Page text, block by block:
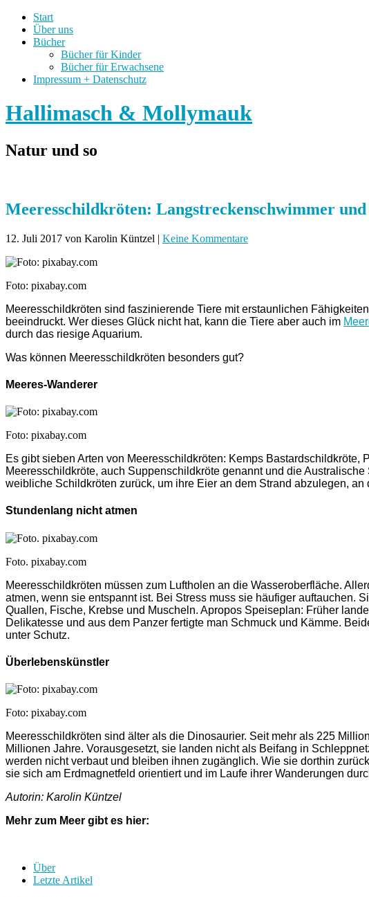
Start
Über uns
Bücher
Bücher für Kinder
Bücher für Erwachsene
Impressum + Datenschutz
Hallimasch & Mollymauk
Natur und so
Meeresschildkröten: Langstreckenschwimmer
12. Juli 2017 von Karolin Küntzel | Keine Kommentare
Foto: pixabay.com
Meeresschildkröten sind faszinierende Tiere mit erstaunlichen
beeindruckt. Wer dieses Glück nicht hat, kann die Tiere aber auch im
durch das riesige Aquarium.
Was können Meeresschildkröten besonders gut?
Meeres-Wanderer
Foto: pixabay.com
Es gibt sieben Arten von Meeresschildkröten: Kemps
Meeresschildkröte, auch Suppenschildkröte genannt und die
weibliche Schildkröten zurück, um ihre Eier an dem Strand abzulegen,
Stundenlang nicht atmen
Foto. pixabay.com
Meeresschildkröten müssen zum Luftholen an die Wasseroberfläche.
atmen, wenn sie entspannt ist. Bei Stress muss sie häufiger auftauchen.
Quallen, Fische, Krebse und Muscheln. Apropos Speiseplan: Früher
Delikatesse und aus dem Panzer fertigte man Schmuck und Kämme.
unter Schutz.
Überlebenskünstler
Foto: pixabay.com
Meeresschildkröten sind älter als die Dinosaurier. Seit mehr als 225
Millionen Jahre. Vorausgesetzt, sie landen nicht als Beifang in
werden nicht verbaut und bleiben ihnen zugänglich. Wie sie dorthin
sie sich am Erdmagnetfeld orientiert und im Laufe ihrer Wanderungen
Autorin: Karolin Küntzel
Mehr zum Meer gibt es hier:
Über
Letzte Artikel